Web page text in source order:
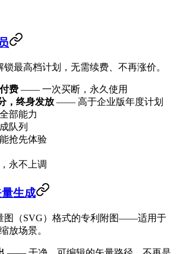
最高档计划，无需续费、不再涨价。
费 —— 一次买断，永久使用
，终身发放 —— 高于企业版年度计划
部能力
队列
抢先体验
永不上调
生成
图（SVG）格式的专利附图——适用于
放场景。